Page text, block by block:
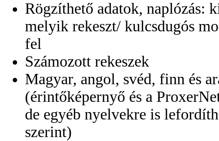
Rögzíthető adatok, naplózás:
melyik rekeszt/ kulcsdugós
fel
Számozott rekeszek
Magyar, angol, svéd, finn és
(érintőképernyő és a
de egyéb nyelvekre is
szerint)